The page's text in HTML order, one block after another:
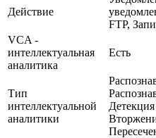
Действие
FTP,
VCA -
интеллектуальная
аналитика
Есть
Тип
интеллектуальной
аналитики